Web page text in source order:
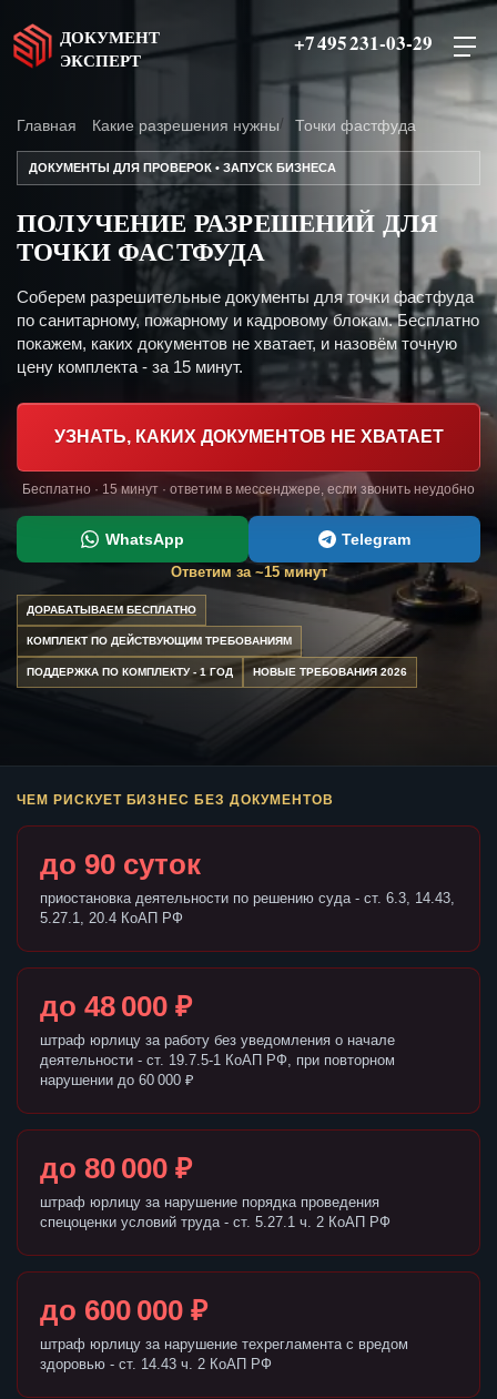
ДОКУМЕНТ
ЭКСПЕРТ
+7 495 231-03-29
Главная Какие разрешения нужны Точки фастфуда
ДОКУМЕНТЫ ДЛЯ ПРОВЕРОК • ЗАПУСК БИЗНЕСА
ПОЛУЧЕНИЕ РАЗРЕШЕНИЙ ДЛЯ
ТОЧКИ ФАСТФУДА
Соберем разрешительные документы для точки фастфуда
по санитарному, пожарному и кадровому блокам. Бесплатно
покажем, каких документов не хватает, и назовём точную
цену комплекта - за 15 минут.
УЗНАТЬ, КАКИХ ДОКУМЕНТОВ НЕ ХВАТАЕТ
Бесплатно · 15 минут · ответим в мессенджере, если звонить неудобно
WhatsApp Telegram
Ответим за ~15 минут
ДОРАБАТЫВАЕМ БЕСПЛАТНО
КОМПЛЕКТ ПО ДЕЙСТВУЮЩИМ ТРЕБОВАНИЯМ
ПОДДЕРЖКА ПО КОМПЛЕКТУ - 1 ГОД НОВЫЕ ТРЕБОВАНИЯ 2026
ЧЕМ РИСКУЕТ БИЗНЕС БЕЗ ДОКУМЕНТОВ
до 90 суток
приостановка деятельности по решению суда - ст. 6.3, 14.43,
5.27.1, 20.4 КоАП РФ
до 48 000 ₽
штраф юрлицу за работу без уведомления о начале
деятельности - ст. 19.7.5-1 КоАП РФ, при повторном
нарушении до 60 000 ₽
до 80 000 ₽
штраф юрлицу за нарушение порядка проведения
спецоценки условий труда - ст. 5.27.1 ч. 2 КоАП РФ
до 600 000 ₽
штраф юрлицу за нарушение техрегламента с вредом
здоровью - ст. 14.43 ч. 2 КоАП РФ